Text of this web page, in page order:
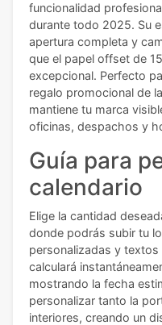
funcionalidad
durante todo 2025. Su
apertura completa y
que el papel offset de
excepcional. Perfecto
regalo promocional de
mantiene tu marca
oficinas, despachos y
Guía para
calendario
Elige la cantidad
donde podrás subir tu
personalizadas y
calculará
mostrando la fecha
personalizar tanto la
interiores, creando un